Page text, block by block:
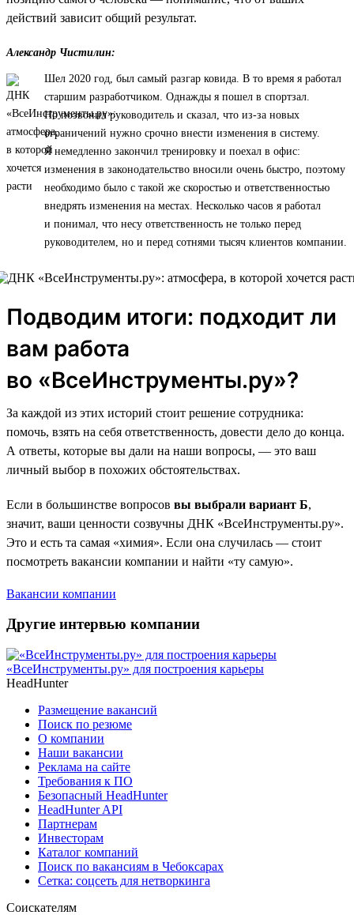
действий зависит общий результат.
Александр Чистилин:
Шел 2020 год, был самый разгар ковида. В то время я работал
старшим разработчиком. Однажды я пошел в спортзал.
Но позвонил руководитель и сказал, что из-за новых
ограничений нужно срочно внести изменения в систему.
Я немедленно закончил тренировку и поехал в офис:
изменения в законодательство вносили очень быстро, поэтому
необходимо было с такой же скоростью и ответственностью
внедрять изменения на местах. Несколько часов я работал
и понимал, что несу ответственность не только перед
руководителем, но и перед сотнями тысяч клиентов компании.
Подводим итоги: подходит ли
вам работа
во «ВсеИнструменты.ру»?
За каждой из этих историй стоит решение сотрудника:
помочь, взять на себя ответственность, довести дело до конца.
А ответы, которые вы дали на наши вопросы, — это ваш
личный выбор в похожих обстоятельствах.
Если в большинстве вопросов вы выбрали вариант Б,
значит, ваши ценности созвучны ДНК «ВсеИнструменты.ру».
Это и есть та самая «химия». Если она случилась — стоит
посмотреть вакансии компании и найти «ту самую».
Вакансии компании
Другие интервью компании
«ВсеИнструменты.ру» для построения карьеры
HeadHunter
Размещение вакансий
Поиск по резюме
О компании
Наши вакансии
Реклама на сайте
Требования к ПО
Безопасный HeadHunter
HeadHunter API
Партнерам
Инвесторам
Каталог компаний
Поиск по вакансиям в Чебоксарах
Сетка: соцсеть для нетворкинга
Соискателям